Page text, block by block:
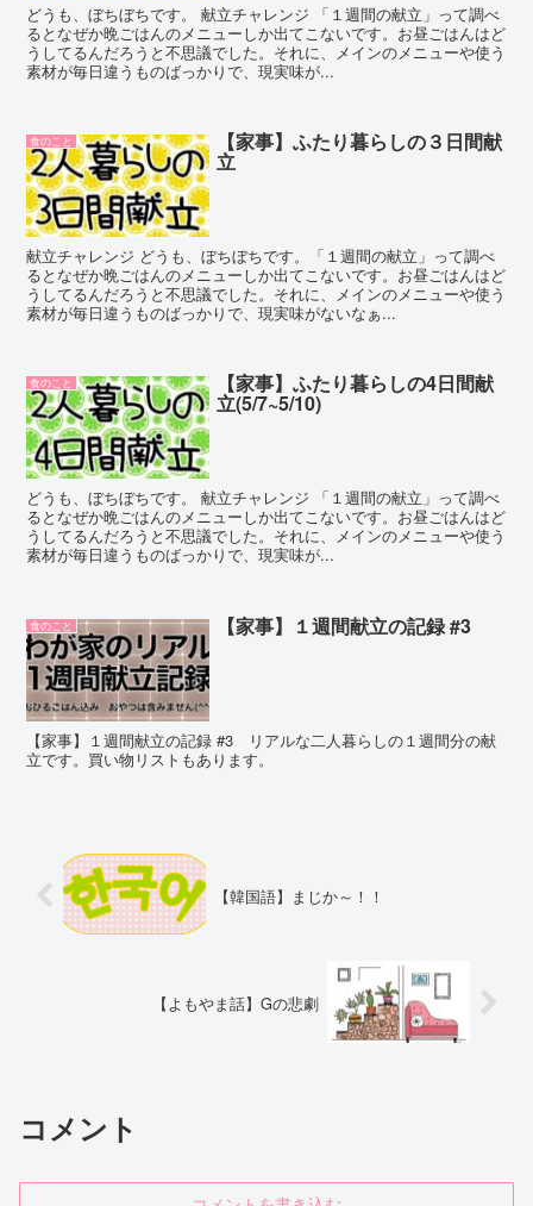
どうも、ぼちぼちです。 献立チャレンジ 「１週間の献立」って調べ
るとなぜか晩ごはんのメニューしか出てこないです。お昼ごはんはど
うしてるんだろうと不思議でした。それに、メインのメニューや使う
素材が毎日違うものばっかりで、現実味が...
食のこと 【家事】ふたり暮らしの３日間献
立
献立チャレンジ どうも、ぼちぼちです。「１週間の献立」って調べ
るとなぜか晩ごはんのメニューしか出てこないです。お昼ごはんはど
うしてるんだろうと不思議でした。それに、メインのメニューや使う
素材が毎日違うものばっかりで、現実味がないなぁ...
食のこと 【家事】ふたり暮らしの4日間献
立(5/7~5/10)
どうも、ぼちぼちです。 献立チャレンジ 「１週間の献立」って調べ
るとなぜか晩ごはんのメニューしか出てこないです。お昼ごはんはど
うしてるんだろうと不思議でした。それに、メインのメニューや使う
素材が毎日違うものばっかりで、現実味が...
食のこと 【家事】１週間献立の記録 #3
【家事】１週間献立の記録 #3 リアルな二人暮らしの１週間分の献
立です。買い物リストもあります。
【韓国語】まじか～！！
【よもやま話】Gの悲劇
コメント